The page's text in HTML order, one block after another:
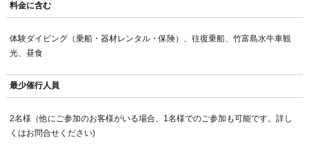
料金に含む
体験ダイビング（乗船・器材レンタル・保険）、往復乗船、竹富島水牛車観
光、昼食
最少催行人員
2名様（他にご参加のお客様がいる場合、1名様でのご参加も可能です。詳し
くはお問合せください)